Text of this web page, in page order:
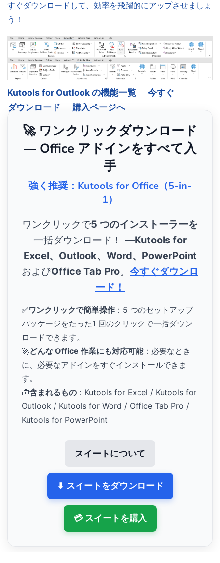
すぐダウンロードして、効率を飛躍的にアップさせましょ
う！
Kutools for Outlook の機能一覧
今すぐ
ダウンロード
購入ページへ
🚀 ワンクリックダウンロード
— Office アドインをすべて入
手
強く推奨：Kutools for Office（5-in-
1）
ワンクリックで5 つのインストーラーを
一括ダウンロード！ ―Kutools for
Excel、Outlook、Word、PowerPoint
およびOffice Tab Pro。 今すぐダウンロ
ード！
✅ワンクリックで簡単操作 ：5 つのセットアップ
パッケージをたった1 回のクリックで一括ダウン
ロードできます。
🚀どんな Office 作業にも対応可能：必要なとき
に、必要なアドインをすぐインストールできま
す。
🧰含まれるもの ：Kutools for Excel / Kutools for
Outlook / Kutools for Word / Office Tab Pro /
Kutools for PowerPoint
スイートについて
⬇ スイートをダウンロード
💳 スイートを購入